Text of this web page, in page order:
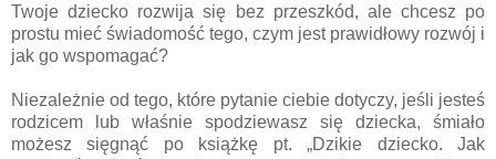
Twoje dziecko rozwija się bez przeszkód, ale chcesz po
prostu mieć świadomość tego, czym jest prawidłowy rozwój i
jak go wspomagać?
Niezależnie od tego, które pytanie ciebie dotyczy, jeśli jesteś
rodzicem lub właśnie spodziewasz się dziecka, śmiało
możesz sięgnąć po książkę pt. „Dzikie dziecko. Jak